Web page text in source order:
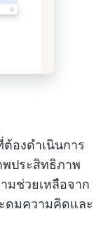
องดำเนินการ
ประสิทธิภาพ
มช่วยเหลือจาก
ดมความคิดและ